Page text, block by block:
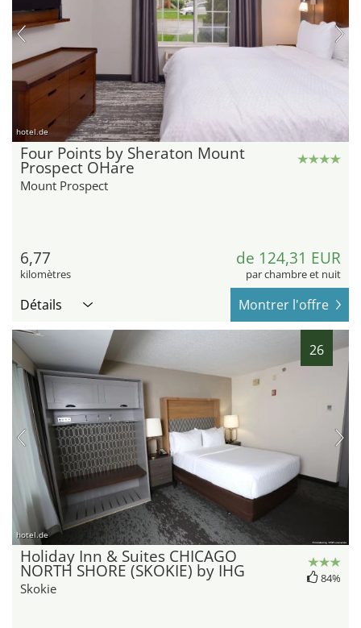
hotel.de
Four Points by Sheraton Mount
Prospect OHare
Mount Prospect
6,77
kilomètres
de 124,31 EUR
par chambre et nuit
Détails Montrer l'offre
26
hotel.de
Holiday Inn & Suites CHICAGO
NORTH SHORE (SKOKIE) by IHG
Skokie
84%